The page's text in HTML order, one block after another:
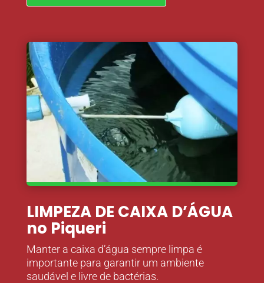
LIMPEZA DE CAIXA D’ÁGUA
no Piqueri
Manter a caixa d’água sempre limpa é
importante para garantir um ambiente
saudável e livre de bactérias.